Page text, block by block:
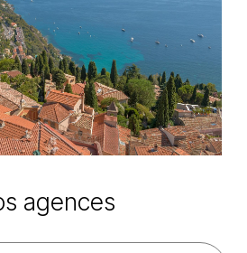
agences